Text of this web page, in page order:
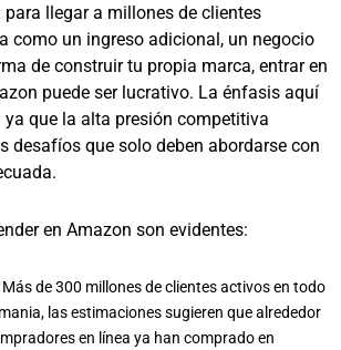
llegar a millones de clientes
como un ingreso adicional, un negocio
de construir tu propia marca, entrar en
puede ser lucrativo. La énfasis aquí
ya que la alta presión competitiva
desafíos que solo deben abordarse con
en Amazon son evidentes:
de 300 millones de clientes activos en todo
las estimaciones sugieren que alrededor
en línea ya han comprado en